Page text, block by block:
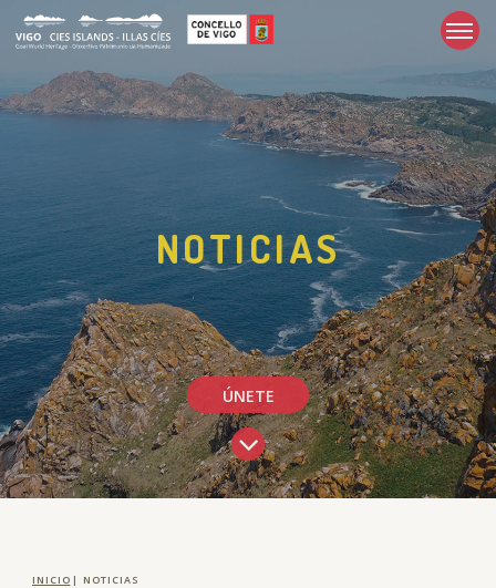
NOTICIAS
ÚNETE
INICIO | NOTICIAS